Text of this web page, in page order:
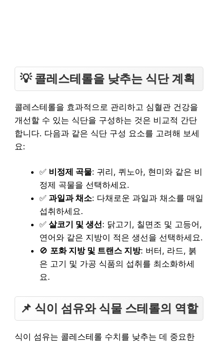
💡 콜레스테롤을 낮추는 식단 계획
콜레스테롤을 효과적으로 관리하고 심혈관 건강을
개선할 수 있는 식단을 구성하는 것은 비교적 간단
합니다. 다음과 같은 식단 구성 요소를 고려해 보세
요:
✅ 비정제 곡물: 귀리, 퀴노아, 현미와 같은 비
정제 곡물을 선택하세요.
✅ 과일과 채소: 다채로운 과일과 채소를 매일
섭취하세요.
✅ 살코기 및 생선: 닭고기, 칠면조 및 고등어,
연어와 같은 지방이 적은 생선을 선택하세요.
🚫 포화 지방 및 트랜스 지방: 버터, 라드, 붉
은 고기 및 가공 식품의 섭취를 최소화하세
요.
📌 식이 섬유와 식물 스테롤의 역할
식이 섬유는 콜레스테롤 수치를 낮추는 데 중요한